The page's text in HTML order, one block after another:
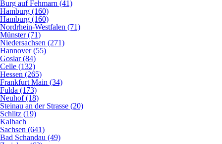
Burg auf Fehmarn (41)
Hamburg (160)
Hamburg (160)
Nordrhein-Westfalen (71)
Münster (71)
Niedersachsen (271)
Hannover (55)
Goslar (84)
Celle (132)
Hessen (265)
Frankfurt Main (34)
Fulda (173)
Neuhof (18)
Steinau an der Strasse (20)
Schlitz (19)
Kalbach
Sachsen (641)
Bad Schandau (49)